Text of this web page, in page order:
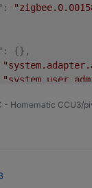
:
: {} ,
- Homematic CCU3/